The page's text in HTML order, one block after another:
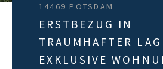
14469 POTSDAM
ERSTBEZUG IN
TRAUMHAFTER
EXKLUSIVE